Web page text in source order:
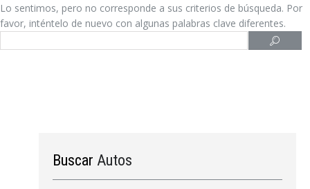
Lo sentimos, pero no corresponde a sus criterios de búsqueda. Por
favor, inténtelo de nuevo con algunas palabras clave diferentes.
Buscar Autos